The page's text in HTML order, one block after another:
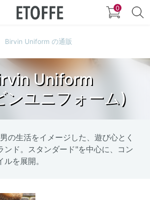
0
Birvin Uniform の通販
Uniform
ンユニフォーム)
の生活をイメージした、遊び心とく
ンド。スタンダード"を中心に、コン
を展開。